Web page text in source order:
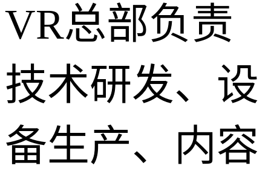
VR总部负责
技术研发、设
备生产、内容